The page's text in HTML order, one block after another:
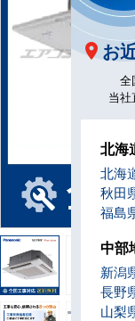
お
全
当社
北海
北海
秋田
福島
中部
新潟
長野
山梨